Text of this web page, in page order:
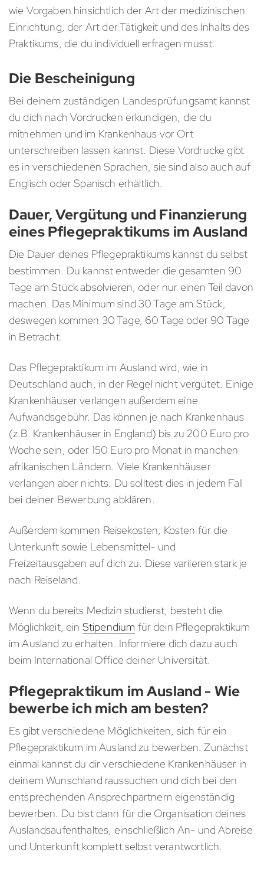
wie Vorgaben hinsichtlich der Art der medizinischen
Einrichtung, der Art der Tätigkeit und des Inhalts des
Praktikums, die du individuell erfragen musst.
Die Bescheinigung
Bei deinem zuständigen Landesprüfungsamt kannst
du dich nach Vordrucken erkundigen, die du
mitnehmen und im Krankenhaus vor Ort
unterschreiben lassen kannst. Diese Vordrucke gibt
es in verschiedenen Sprachen, sie sind also auch auf
Englisch oder Spanisch erhältlich.
Dauer, Vergütung und Finanzierung
eines Pflegepraktikums im Ausland
Die Dauer deines Pflegepraktikums kannst du selbst
bestimmen. Du kannst entweder die gesamten 90
Tage am Stück absolvieren, oder nur einen Teil davon
machen. Das Minimum sind 30 Tage am Stück,
deswegen kommen 30 Tage, 60 Tage oder 90 Tage
in Betracht.
Das Pflegepraktikum im Ausland wird, wie in
Deutschland auch, in der Regel nicht vergütet. Einige
Krankenhäuser verlangen außerdem eine
Aufwandsgebühr. Das können je nach Krankenhaus
(z.B. Krankenhäuser in England) bis zu 200 Euro pro
Woche sein, oder 150 Euro pro Monat in manchen
afrikanischen Ländern. Viele Krankenhäuser
verlangen aber nichts. Du solltest dies in jedem Fall
bei deiner Bewerbung abklären.
Außerdem kommen Reisekosten, Kosten für die
Unterkunft sowie Lebensmittel- und
Freizeitausgaben auf dich zu. Diese variieren stark je
nach Reiseland.
Wenn du bereits Medizin studierst, besteht die
Möglichkeit, ein Stipendium für dein Pflegepraktikum
im Ausland zu erhalten. Informiere dich dazu auch
beim International Office deiner Universität.
Pflegepraktikum im Ausland - Wie
bewerbe ich mich am besten?
Es gibt verschiedene Möglichkeiten, sich für ein
Pflegepraktikum im Ausland zu bewerben. Zunächst
einmal kannst du dir verschiedene Krankenhäuser in
deinem Wunschland raussuchen und dich bei den
entsprechenden Ansprechpartnern eigenständig
bewerben. Du bist dann für die Organisation deines
Auslandsaufenthaltes, einschließlich An- und Abreise
und Unterkunft komplett selbst verantwortlich.